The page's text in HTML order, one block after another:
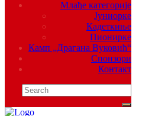
Млађе категорије
Јуниорке
Кадеткиње
Пионирке
Камп „Драгана Вуковић“
Спонзори
Контакт